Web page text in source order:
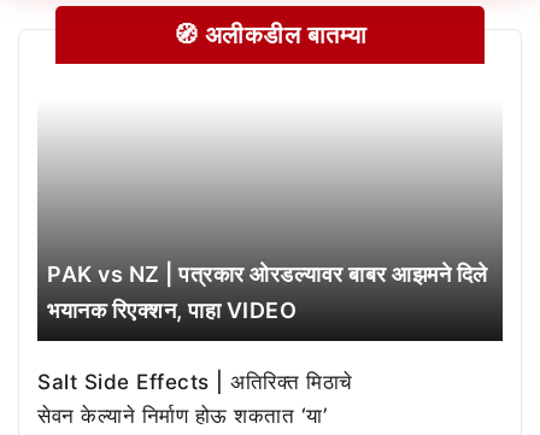
🧭 अलीकडील बातम्या
PAK vs NZ | पत्रकार ओरडल्यावर बाबर आझमने दिले
भयानक रिएक्शन, पाहा VIDEO
Salt Side Effects | अतिरिक्त मिठाचे
सेवन केल्याने निर्माण होऊ शकतात ‘या’